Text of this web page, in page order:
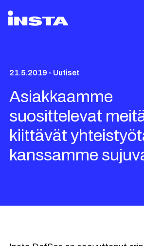
21.5.2019 - Uutiset
Asiakkaamme
suosittelevat
kiittävät
kanssamme